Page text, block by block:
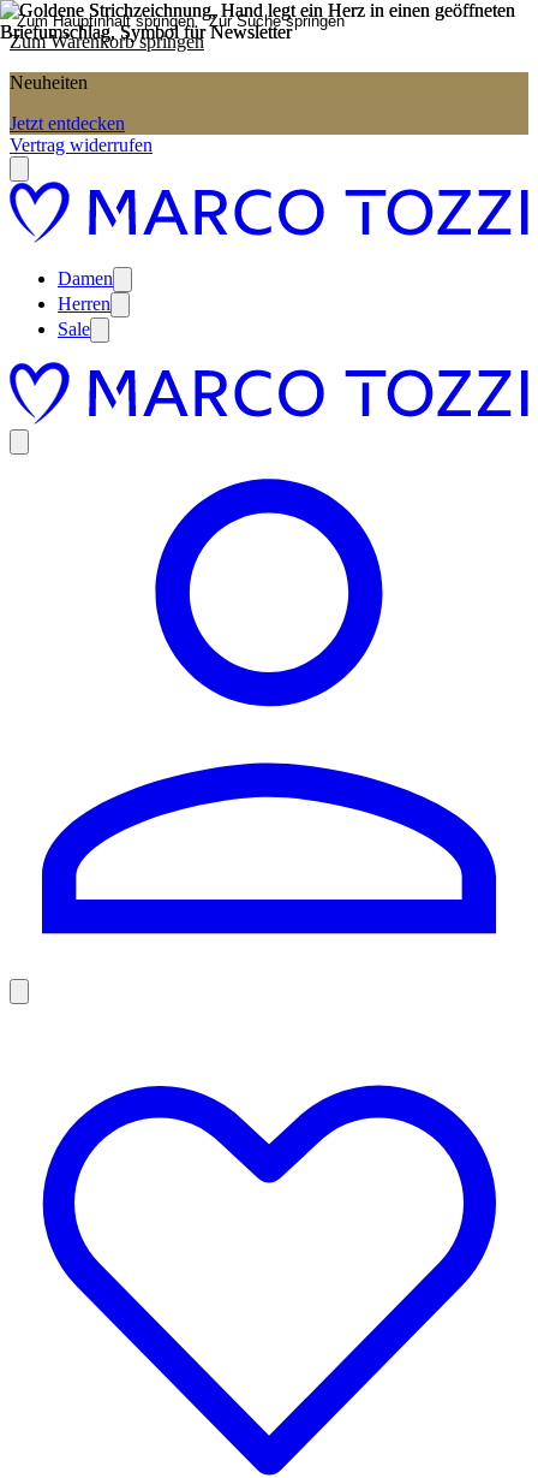
Zum Hauptinhalt springen Zur Suche springen
Zum Warenkorb springen
Neuheiten
Jetzt entdecken
Vertrag widerrufen
Damen
Herren
Sale